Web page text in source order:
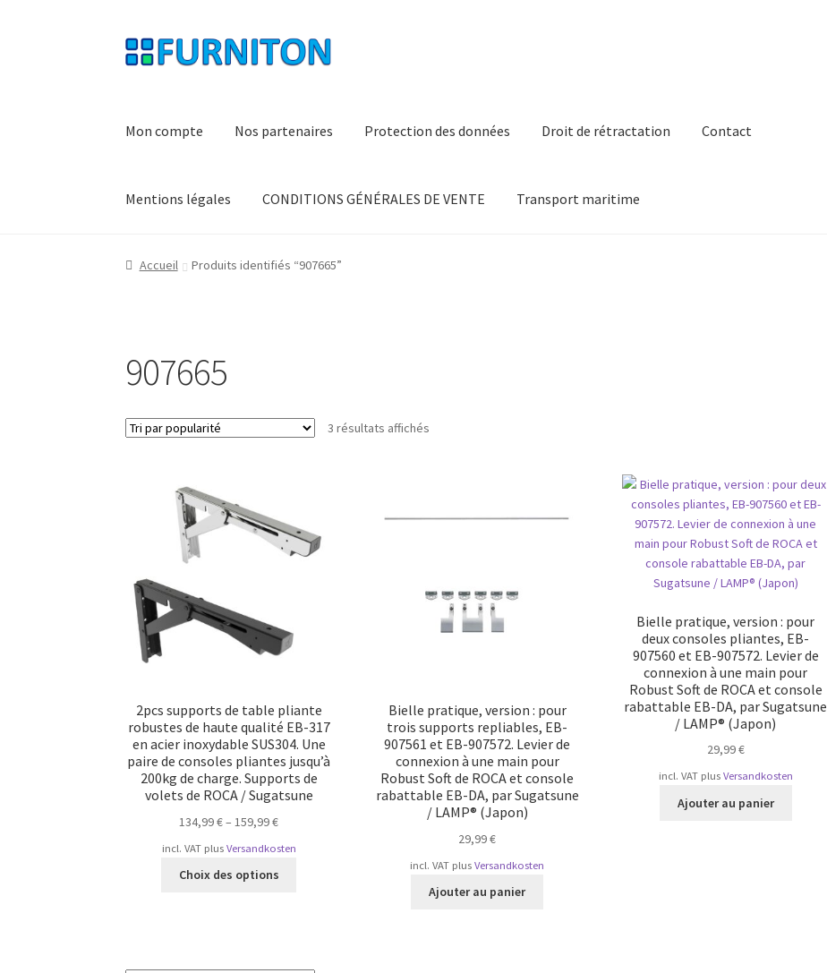
Aller
à
Aller
au
Mon compte Nos partenaires Protection des données Droit de rétractation Contact
Mentions légales CONDITIONS GÉNÉRALES DE VENTE Transport maritime
Accueil Produits identifiés “907665”
907665
3 résultats affichés
2pcs supports de table pliante
robustes de haute qualité EB-317
en acier inoxydable SUS304. Une
paire de consoles pliantes jusqu’à
200kg de charge. Supports de
volets de ROCA / Sugatsune
134,99€–159,99€
incl. VAT plus Versandkosten
Choix des options
Bielle pratique, version : pour
trois supports repliables, EB-
907561 et EB-907572. Levier de
connexion à une main pour
Robust Soft de ROCA et console
rabattable EB-DA, par Sugatsune
/ LAMP® (Japon)
29,99€
incl. VAT plusVersandkosten
Ajouter au panier
Bielle pratique, version : pour
deux consoles pliantes, EB-
907560 et EB-907572. Levier de
connexion à une main pour
Robust Soft de ROCA et console
rabattable EB-DA, par Sugatsune
/ LAMP® (Japon)
29,99€
incl. VAT plus Versandkosten
Ajouter au panier